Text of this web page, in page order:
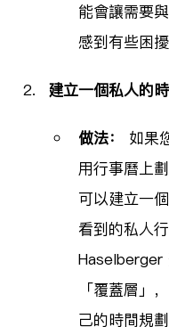
能會讓需要
感到有些困擾
建立一個私人的
做法：
如果
用行事曆上
可以建立一
看到的私人行
Haselberger
「覆蓋層」
己的時間規